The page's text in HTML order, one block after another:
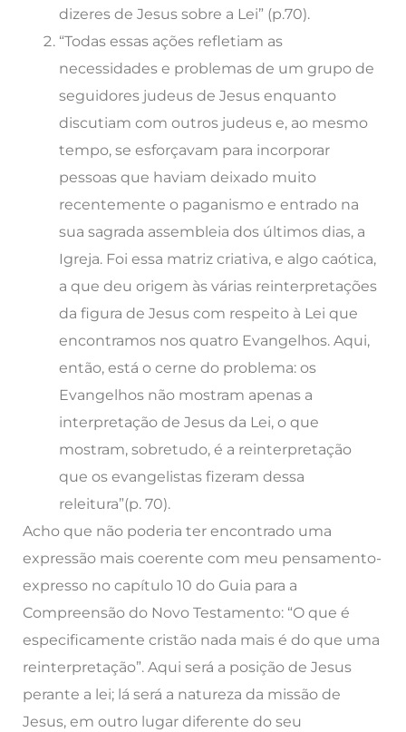
dizeres de Jesus sobre a Lei” (p.70).
“Todas essas ações refletiam as
necessidades e problemas de um grupo de
seguidores judeus de Jesus enquanto
discutiam com outros judeus e, ao mesmo
tempo, se esforçavam para incorporar
pessoas que haviam deixado muito
recentemente o paganismo e entrado na
sua sagrada assembleia dos últimos dias, a
Igreja. Foi essa matriz criativa, e algo caótica,
a que deu origem às várias reinterpretações
da figura de Jesus com respeito à Lei que
encontramos nos quatro Evangelhos. Aqui,
então, está o cerne do problema: os
Evangelhos não mostram apenas a
interpretação de Jesus da Lei, o que
mostram, sobretudo, é a reinterpretação
que os evangelistas fizeram dessa
releitura”(p. 70).
Acho que não poderia ter encontrado uma
expressão mais coerente com meu pensamento-
expresso no capítulo 10 do Guia para a
Compreensão do Novo Testamento: “O que é
especificamente cristão nada mais é do que uma
reinterpretação”. Aqui será a posição de Jesus
perante a lei; lá será a natureza da missão de
Jesus, em outro lugar diferente do seu